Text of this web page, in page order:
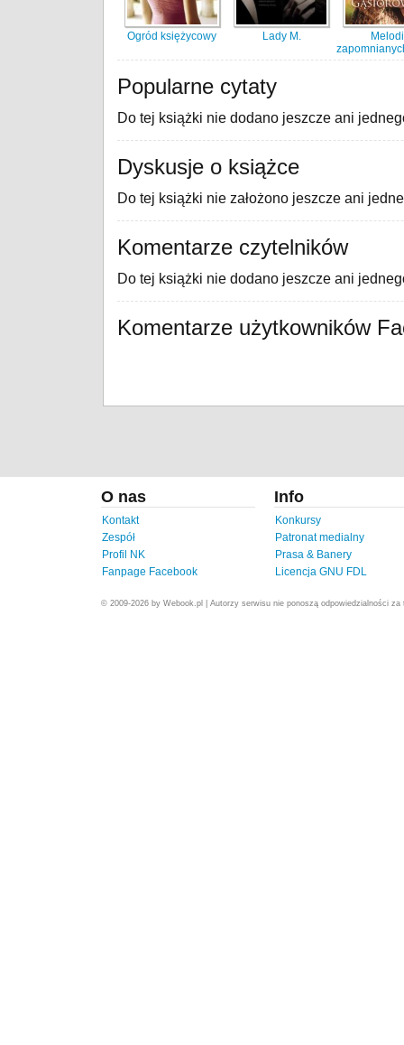
Ogród księżycowy Lady M.
Popularne cytaty
Do tej książki nie dodano jeszcze ani
Dyskusje o książce
Do tej książki nie założono jeszcze ani
Komentarze czytelników
Do tej książki nie dodano jeszcze ani
Komentarze użytkowników
O nas
Kontakt
Zespół
Profil NK
Fanpage Facebook
Info
Konkursy
Patronat medialny
Prasa & Banery
Licencja GNU FDL
© 2009-2026 by Webook.pl | Autorzy serwisu nie ponoszą odpowiedzialności